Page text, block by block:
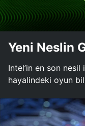
Yeni Neslin
Intel’in en son
hayalindeki oyun